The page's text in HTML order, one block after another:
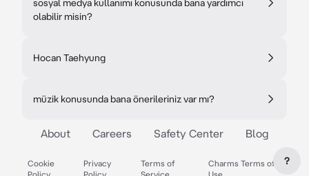
sosyal medya kullanımı konusunda bana yardımcı
olabilir misin?
Hocan Taehyung
müzik konusunda bana önerileriniz var mı?
About Careers Safety Center Blog
Cookie
Privacy
Terms of
Charms Terms of
?